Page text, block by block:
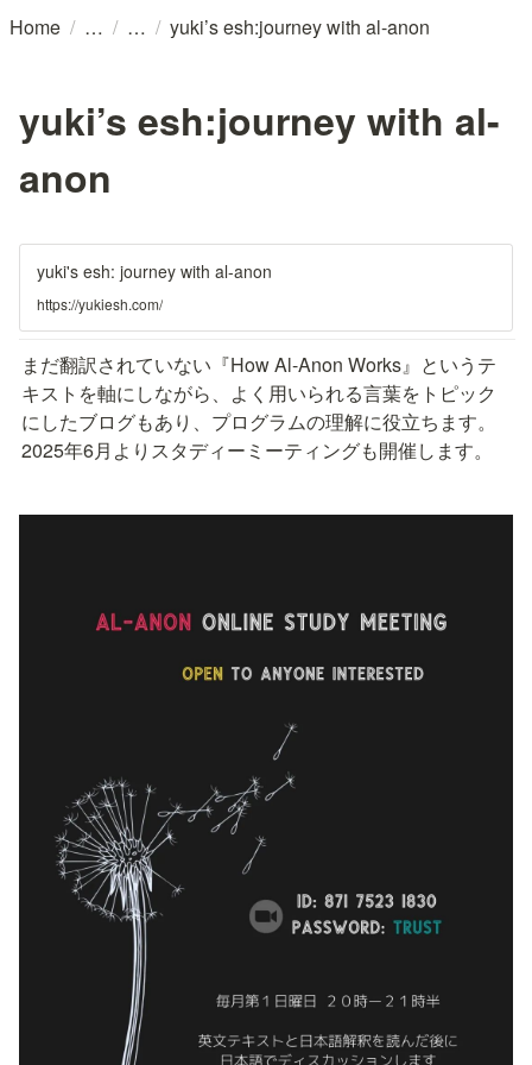
Home / / / yuki’s esh:journey with al-anon
yuki’s esh:journey with al-
anon
yuki's esh: journey with al-anon
https://yukiesh.com/
まだ翻訳されていない『How Al-Anon Works』というテ
キストを軸にしながら、よく用いられる言葉をトピック
にしたブログもあり、プログラムの理解に役立ちます。
2025年6月よりスタディーミーティングも開催します。